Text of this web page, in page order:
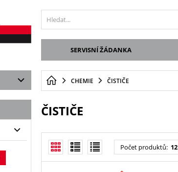
SERVISNÍ ŽÁDANKA
CHEMIE ČISTIČE
ČISTIČE
Počet produktů: 12